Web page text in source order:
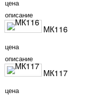
цена
описание
МК116
цена
описание
МК117
цена